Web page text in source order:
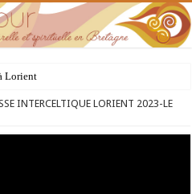
de la Bretagne chrétienne
INTERCELTIQUE LORIENT 2023-LE